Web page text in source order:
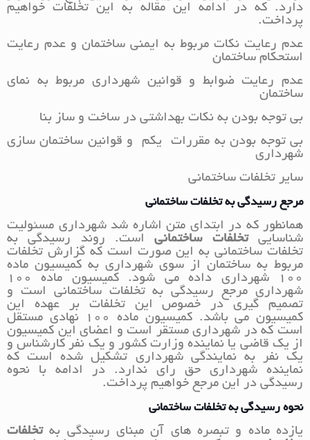
دارد. که در ادامه این مقاله به این تخلفات خواهیم
پرداخت.
عدم رعایت نکات مربوط به ایمنی ساختمان و عدم رعایت
استحکام ساختمان
عدم رعایت ضوابط و قوانین شهرداری مربوط به نمای
ساختمان
بی توجه بودن به نکات بهداشتی در ساخت و ساز بنا
بی توجه بودن به مقررات یکم و قوانین ساختمان سازی
شهرداری
سایر تخلفات ساختمانی
مرجع رسیدگی به تخلفات ساختمانی
همانطور که در ابتدای متن اشاره شد شهرداری مسئولیت
شناساییتخلفات ساختمانیاست. روند رسیدگی به
تخلفات ساختمانی به این صورت است که گزارش تخلفات
مربوط به ساختمان از سوی شهرداری به کمیسیون ماده
100 شهرداری داده می شود. کمیسیون ماده 100
شهرداری مرجع رسیدگی به تخلفات ساختمانی است و
تصمیم گیری در خصوص این تخلفات بر عهده این
کمیسیون می باشد. کمیسیون ماده 100 نهادی مستقل
است که در شهرداری مستقر است و اعضای این کمیسیون
از یک قاضی یا نماینده وزارت کشور و یک نفر کارشناس و
یک نفر به نمایندگی شهرداری تشکیل شده است که
نماینده شهرداری حق رای ندارد. در ادامه با نحوه
رسیدگی در این مرجع خواهیم پرداخت.
نحوه رسیدگی به تخلفات ساختمانی
یازده ماده و تبصره های آن مبنای رسیدگی بهتخلفات